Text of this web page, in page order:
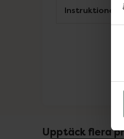
Instruktioner
Upptäck flera